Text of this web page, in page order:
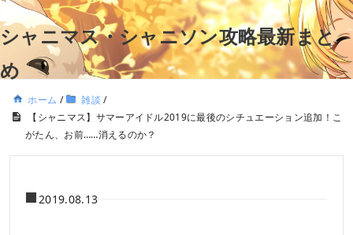
シャニマス・シャニソン攻略最新まと
め
ホーム / 雑談 /
【シャニマス】サマーアイドル2019に最後のシチュエーション追加！こ
がたん、お前……消えるのか？
2019.08.13